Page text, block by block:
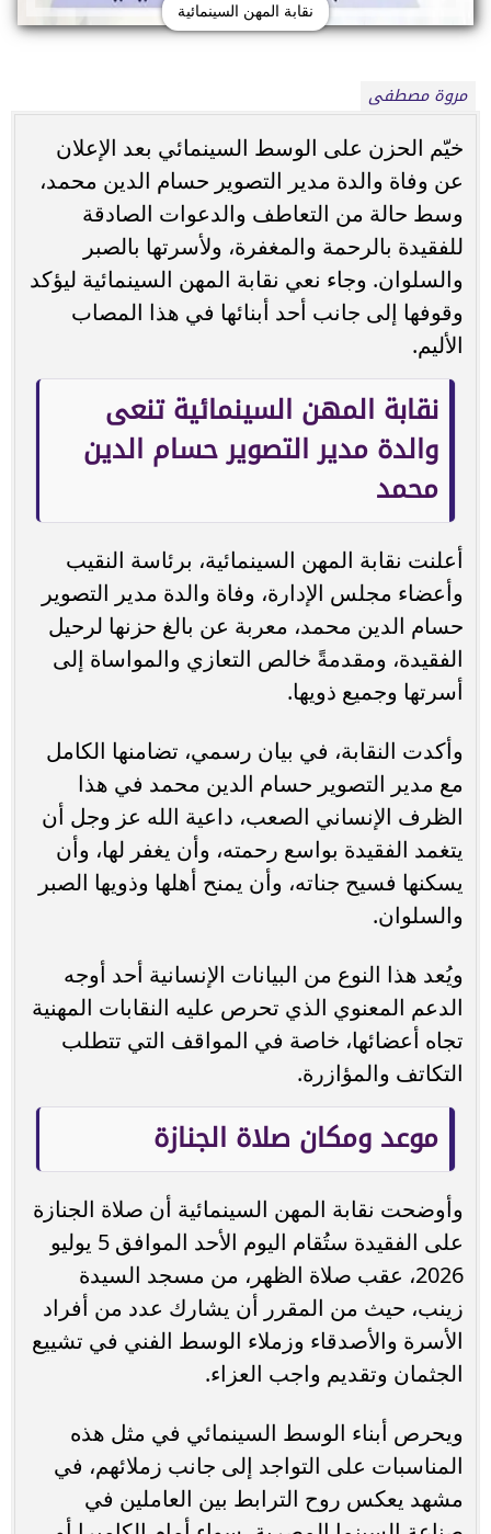
نقابة المهن السينمائية
مروة مصطفى
خيّم الحزن على الوسط السينمائي بعد الإعلان
عن وفاة والدة مدير التصوير حسام الدين محمد،
وسط حالة من التعاطف والدعوات الصادقة
للفقيدة بالرحمة والمغفرة، ولأسرتها بالصبر
والسلوان. وجاء نعي نقابة المهن السينمائية ليؤكد
وقوفها إلى جانب أحد أبنائها في هذا المصاب
الأليم.
نقابة المهن السينمائية تنعى
والدة مدير التصوير حسام الدين
محمد
أعلنت نقابة المهن السينمائية، برئاسة النقيب
وأعضاء مجلس الإدارة، وفاة والدة مدير التصوير
حسام الدين محمد، معربة عن بالغ حزنها لرحيل
الفقيدة، ومقدمةً خالص التعازي والمواساة إلى
أسرتها وجميع ذويها.
وأكدت النقابة، في بيان رسمي، تضامنها الكامل
مع مدير التصوير حسام الدين محمد في هذا
الظرف الإنساني الصعب، داعية الله عز وجل أن
يتغمد الفقيدة بواسع رحمته، وأن يغفر لها، وأن
يسكنها فسيح جناته، وأن يمنح أهلها وذويها الصبر
والسلوان.
ويُعد هذا النوع من البيانات الإنسانية أحد أوجه
الدعم المعنوي الذي تحرص عليه النقابات المهنية
تجاه أعضائها، خاصة في المواقف التي تتطلب
التكاتف والمؤازرة.
موعد ومكان صلاة الجنازة
وأوضحت نقابة المهن السينمائية أن صلاة الجنازة
على الفقيدة ستُقام اليوم الأحد الموافق 5 يوليو
2026، عقب صلاة الظهر، من مسجد السيدة
زينب، حيث من المقرر أن يشارك عدد من أفراد
الأسرة والأصدقاء وزملاء الوسط الفني في تشييع
الجثمان وتقديم واجب العزاء.
ويحرص أبناء الوسط السينمائي في مثل هذه
المناسبات على التواجد إلى جانب زملائهم، في
مشهد يعكس روح الترابط بين العاملين في